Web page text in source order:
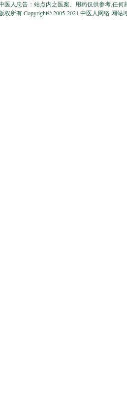
医人忠告：站点内之医案、用药仅供参考,任
权所有 Copyright© 2005-2021 中医人网络 网站